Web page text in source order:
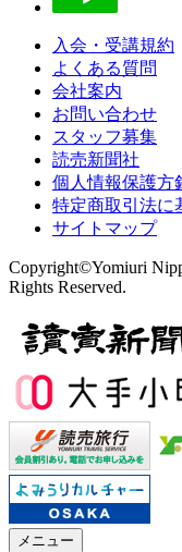
入会・受講規約
よくある質問
会社案内
お問い合わせ
スタッフ募集
読売新聞社
個人情報保護方
特定商取引法に
サイトマップ
Copyright©Yomiuri
Rights Reserved.
メニュー